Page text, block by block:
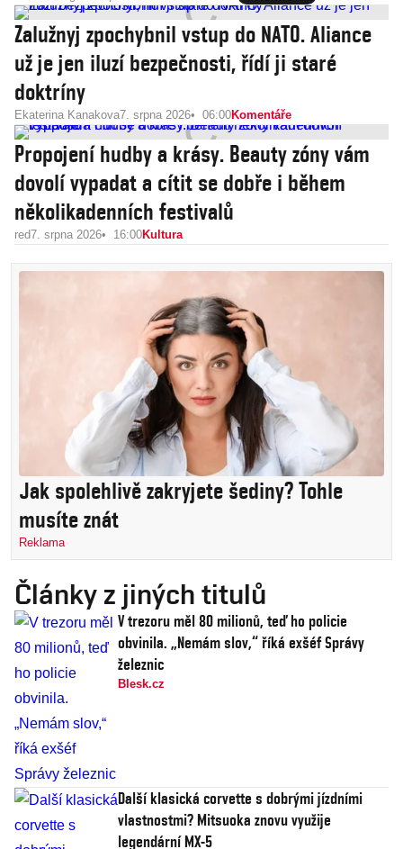
Zalužnyj zpochybnil vstup do NATO. Aliance
už je jen iluzí bezpečnosti, řídí ji staré
doktríny
Ekaterina Kanakova7. srpna 2026 06:00Komentáře
Propojení hudby a krásy. Beauty zóny vám
dovolí vypadat a cítit se dobře i během
několikadenních festivalů
red7. srpna 2026 16:00Kultura
Jak spolehlivě zakryjete šediny? Tohle
musíte znát
Reklama
Články z jiných titulů
V trezoru měl 80 milionů, teď ho policie
obvinila. „Nemám slov,“ říká exšéf Správy
železnic
Blesk.cz
Další klasická corvette s dobrými jízdními
vlastnostmi? Mitsuoka znovu využije
legendární MX-5